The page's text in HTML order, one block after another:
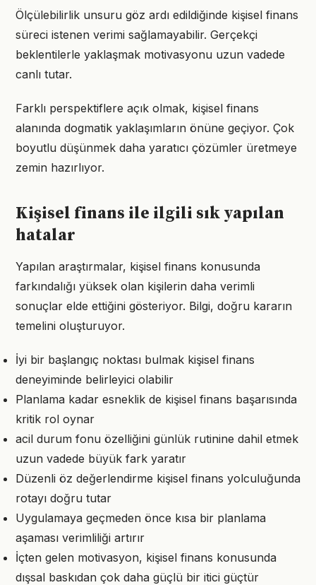
Ölçülebilirlik unsuru göz ardı edildiğinde kişisel finans
süreci istenen verimi sağlamayabilir. Gerçekçi
beklentilerle yaklaşmak motivasyonu uzun vadede
canlı tutar.
Farklı perspektiflere açık olmak, kişisel finans
alanında dogmatik yaklaşımların önüne geçiyor. Çok
boyutlu düşünmek daha yaratıcı çözümler üretmeye
zemin hazırlıyor.
Kişisel finans ile ilgili sık yapılan
hatalar
Yapılan araştırmalar, kişisel finans konusunda
farkındalığı yüksek olan kişilerin daha verimli
sonuçlar elde ettiğini gösteriyor. Bilgi, doğru kararın
temelini oluşturuyor.
İyi bir başlangıç noktası bulmak kişisel finans
deneyiminde belirleyici olabilir
Planlama kadar esneklik de kişisel finans başarısında
kritik rol oynar
acil durum fonu özelliğini günlük rutinine dahil etmek
uzun vadede büyük fark yaratır
Düzenli öz değerlendirme kişisel finans yolculuğunda
rotayı doğru tutar
Uygulamaya geçmeden önce kısa bir planlama
aşaması verimliliği artırır
İçten gelen motivasyon, kişisel finans konusunda
dışsal baskıdan çok daha güçlü bir itici güçtür